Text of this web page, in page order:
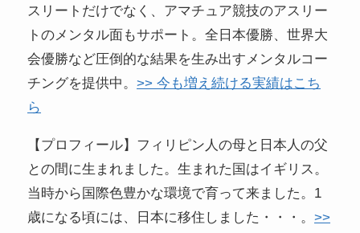
スリートだけでなく、アマチュア競技のアスリー
トのメンタル面もサポート。全日本優勝、世界大
会優勝など圧倒的な結果を生み出すメンタルコー
チングを提供中。>> 今も増え続ける実績はこち
ら
【プロフィール】フィリピン人の母と日本人の父
との間に生まれました。生まれた国はイギリス。
当時から国際色豊かな環境で育って来ました。1
歳になる頃には、日本に移住しました・・・。>>